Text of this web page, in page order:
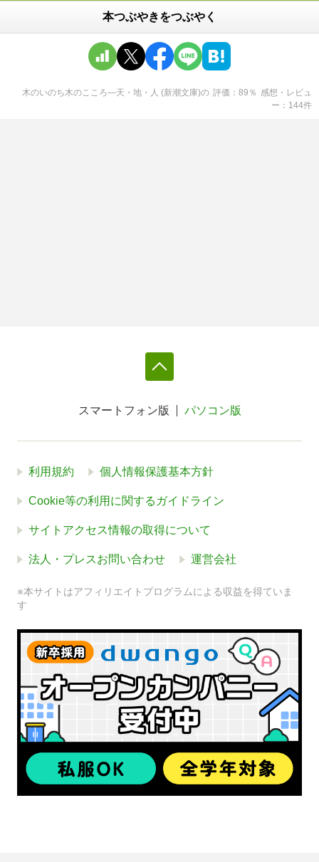
本つぶやきをつぶやく
木のいのち木のこころ―天・地・人 (新潮文庫)の 評価 89 ％ 感想・レビュ
ー
144件
スマートフォン版 パソコン版
利用規約 個人情報保護基本方針
Cookie等の利用に関するガイドライン
サイトアクセス情報の取得について
法人・プレスお問い合わせ 運営会社
※本サイトはアフィリエイトプログラムによる収益を得ていま
す